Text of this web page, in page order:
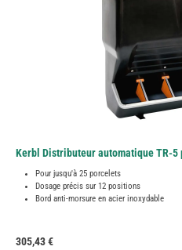
Kerbl Distributeur automatique TR-
Pour jusqu'à 25 porcelets
Dosage précis sur 12 positions
Bord anti-morsure en acier inoxydable
Prix régulier :
305,43 €